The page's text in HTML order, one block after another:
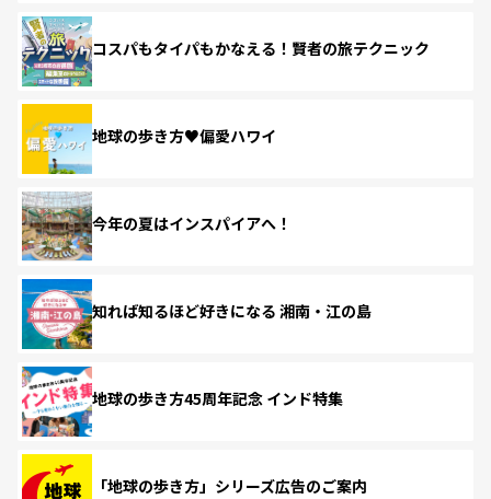
コスパもタイパもかなえる！賢者の旅テクニック
地球の歩き方♥偏愛ハワイ
今年の夏はインスパイアへ！
知れば知るほど好きになる 湘南・江の島
地球の歩き方45周年記念 インド特集
「地球の歩き方」シリーズ広告のご案内